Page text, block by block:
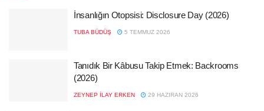
İnsanlığın Otopsisi: Disclosure Day (2026)
TUBA BÜDÜŞ 5 TEMMUZ 2026
Tanıdık Bir Kâbusu Takip Etmek: Backrooms
(2026)
ZEYNEP İLAY ERKEN 29 HAZIRAN 2026